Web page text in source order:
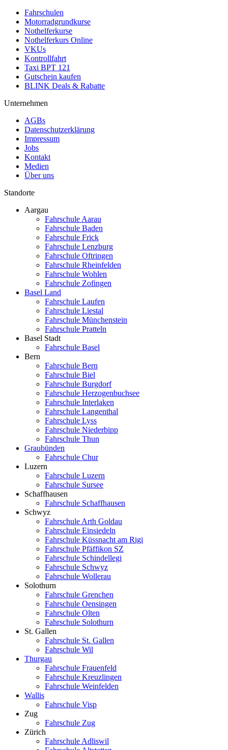
Fahrschulen
Motorradgrundkurse
Nothelferkurse
Nothelferkurs Online
VKUs
Kontrollfahrt
Taxi BPT 121
Gutschein kaufen
BLINK Deals & Rabatte
Unternehmen
AGBs
Datenschutzerklärung
Impressum
Jobs
Kontakt
Medien
Über uns
Standorte
Aargau
Fahrschule Aarau
Fahrschule Baden
Fahrschule Frick
Fahrschule Lenzburg
Fahrschule Oftringen
Fahrschule Rheinfelden
Fahrschule Wohlen
Fahrschule Zofingen
Basel Land
Fahrschule Laufen
Fahrschule Liestal
Fahrschule Münchenstein
Fahrschule Pratteln
Basel Stadt
Fahrschule Basel
Bern
Fahrschule Bern
Fahrschule Biel
Fahrschule Burgdorf
Fahrschule Herzogenbuchsee
Fahrschule Interlaken
Fahrschule Langenthal
Fahrschule Lyss
Fahrschule Niederbipp
Fahrschule Thun
Graubünden
Fahrschule Chur
Luzern
Fahrschule Luzern
Fahrschule Sursee
Schaffhausen
Fahrschule Schaffhausen
Schwyz
Fahrschule Arth Goldau
Fahrschule Einsiedeln
Fahrschule Küssnacht am Rigi
Fahrschule Pfäffikon SZ
Fahrschule Schindellegi
Fahrschule Schwyz
Fahrschule Wollerau
Solothurn
Fahrschule Grenchen
Fahrschule Oensingen
Fahrschule Olten
Fahrschule Solothurn
St. Gallen
Fahrschule St. Gallen
Fahrschule Wil
Thurgau
Fahrschule Frauenfeld
Fahrschule Kreuzlingen
Fahrschule Weinfelden
Wallis
Fahrschule Visp
Zug
Fahrschule Zug
Zürich
Fahrschule Adliswil